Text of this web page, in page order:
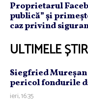
Proprietarul
publică” și
caz privind
ULTIMELE
Siegfried Mureşan
pericol fondurile
ieri, 16:35